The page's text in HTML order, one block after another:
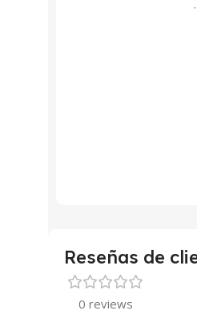
Reseñas de
0 reviews